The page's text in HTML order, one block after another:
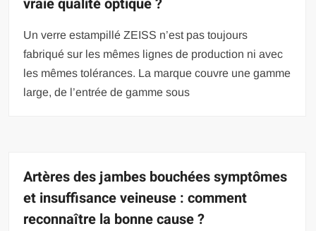
Un verre estampillé ZEISS n’est pas toujours
fabriqué sur les mêmes lignes de production ni avec
les mêmes tolérances. La marque couvre une gamme
large, de l’entrée de gamme sous
Artères des jambes bouchées symptômes
et insuffisance veineuse : comment
reconnaître la bonne cause ?